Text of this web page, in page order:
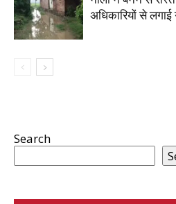
अधिकारियों से लगाई
Search